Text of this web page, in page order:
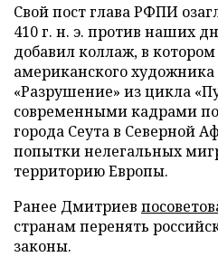
Свой пост глава РФПИ
410 г. н. э. против наших
добавил коллаж, в
американского художника
«Разрушение» из цикла
современными кадрами
города Сеута в Северной
попытки нелегальных
территорию Европы.
Ранее Дмитриев
странам перенять
законы.